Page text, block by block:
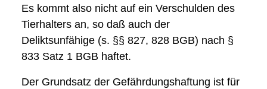
Es kommt also nicht auf ein Verschulden des
Tierhalters an, so daß auch der
Deliktsunfähige (s. §§ 827, 828 BGB) nach §
833 Satz 1 BGB haftet.
Der Grundsatz der Gefährdungshaftung ist für